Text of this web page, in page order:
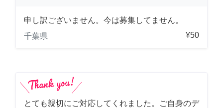
申し訳ございません。今は募集してません。
千葉県
¥50
とても親切にご対応してくれました。ご自身のデ